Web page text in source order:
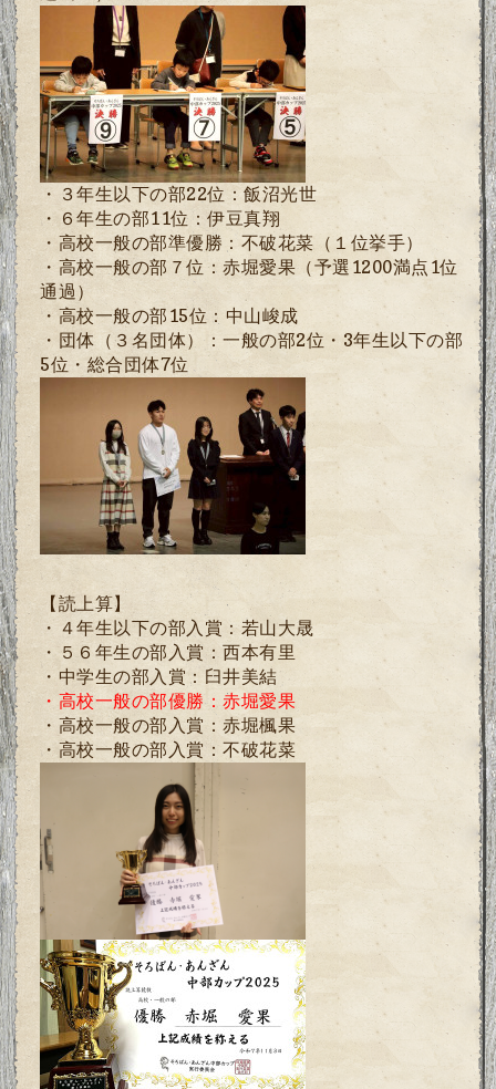
・３年生以下の部22位：飯沼光世
・６年生の部11位：伊豆真翔
・高校一般の部準優勝：不破花菜（１位挙手）
・ 高校一般の部７位：赤堀愛果（予選1200満点1位
通過）
・ 高校一般の部15位：中山峻成
・団体（３名団体）：一般の部2位・3年生以下の部
5位・総合団体7位
【読上算】
・４年生以下の部入賞：若山大晟
・５６年生の部入賞：西本有里
・中学生の部入賞：臼井美結
・高校一般の部優勝：赤堀愛果
・高校一般の部入賞：赤堀楓果
・高校一般の部入賞：不破花菜